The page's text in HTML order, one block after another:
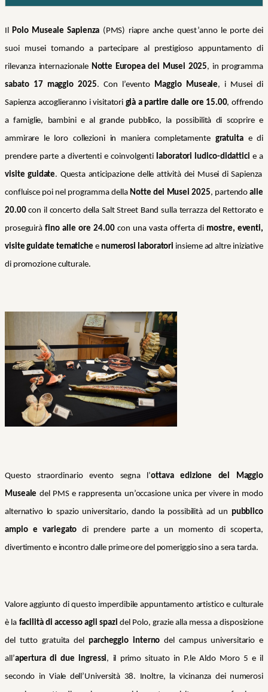
Polo Museale Sapienza (PMS) riapre anche quest’anno le porte dei
suoi musei tornando a partecipare al prestigioso appuntamento di
rilevanza internazionale Notte Europea dei Musei 2025, in programma
sabato 17 maggio 2025. Con l’evento Maggio Museale, i Musei di
Sapienza accoglieranno i visitatori già a partire dalle ore 15.00, offrendo
a famiglie, bambini eal grande pubblico,
la possibilità di scoprire e
ammirare le loro collezioni in maniera completamente gratuita e di
prendere parte a divertenti e coinvolgenti laboratori ludico-didattici e a
visite guidate. Questa anticipazione delle attività dei Musei di Sapienza
confluisce poi nel programma della Notte dei Musei 2025, partendoalle
20.00con il concerto della Salt Street Band sulla terrazza del Rettorato e
proseguiràfino alle ore 24.00con una vasta offerta di mostre, eventi,
visite guidate tematiche enumerosi laboratori insieme ad altre iniziative
di promozione culturale.
Questo straordinario evento segna l’ottava edizione del Maggio
Museale del PMS e rappresenta un’occasione unica per vivere in modo
alternativo lo spazio universitario, dando la possibilità ad un pubblico
ampio e variegato di prendere parte a un momento di scoperta,
divertimento e incontro dalle prime ore del pomeriggio sino a sera tarda.
Valore aggiunto di questo imperdibile appuntamento artistico e culturale
è la facilità di accesso agli spazidel Polo, grazie alla messa a disposizione
del tutto gratuita delparcheggio interno del campus universitario e
all’apertura di due ingressi, il primo situato in P.le Aldo Moro 5 e il
secondo in Viale dell’Università 38. Inoltre, la vicinanza dei numerosi